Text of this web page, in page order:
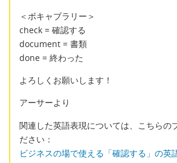
＜ボキャブラリー＞
check = 確認する
document = 書類
done = 終わった
よろしくお願いします！
アーサーより
関連した英語表現については、こちらの
ださい：
ビジネスの場で使える「確認する」の英